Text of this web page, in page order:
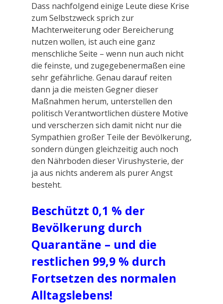
Dass nachfolgend einige Leute diese Krise
zum Selbstzweck sprich zur
Machterweiterung oder Bereicherung
nutzen wollen, ist auch eine ganz
menschliche Seite – wenn nun auch nicht
die feinste, und zugegebenermaßen eine
sehr gefährliche. Genau darauf reiten
dann ja die meisten Gegner dieser
Maßnahmen herum, unterstellen den
politisch Verantwortlichen düstere Motive
und verscherzen sich damit nicht nur die
Sympathien großer Teile der Bevölkerung,
sondern düngen gleichzeitig auch noch
den Nährboden dieser Virushysterie, der
ja aus nichts anderem als purer Angst
besteht.
Beschützt 0,1 % der
Bevölkerung durch
Quarantäne – und die
restlichen 99,9 % durch
Fortsetzen des normalen
Alltagslebens!